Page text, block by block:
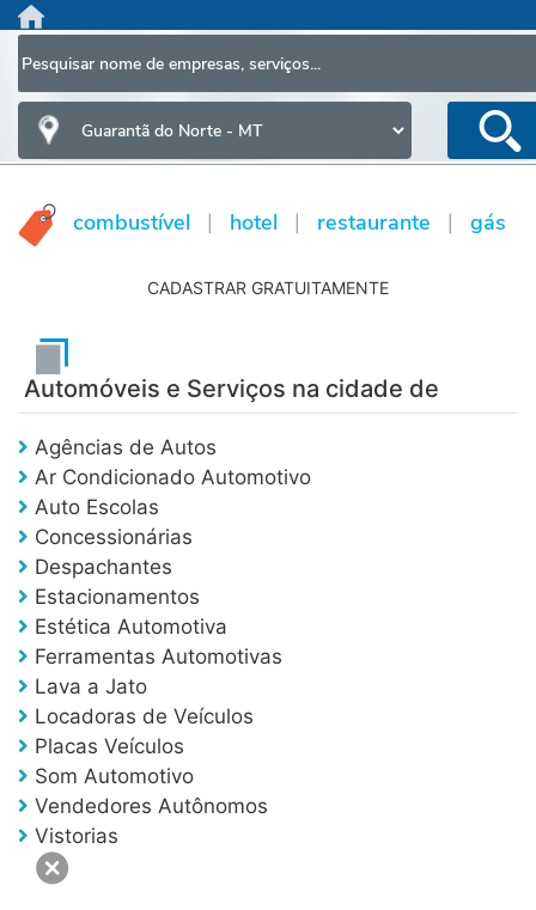
HOME
AGENDA DE EMPREGO
CLASSIFICADOS
CADASTRE SEU NEGÓCIO
FRANQUIA
A Empresa
Entre em contato
Promoções
combustível hotel restaurante gás
CADASTRAR GRATUITAMENTE
Automóveis e Serviços na cidade de
Agências de Autos
Ar Condicionado Automotivo
Auto Escolas
Concessionárias
Despachantes
Estacionamentos
Estética Automotiva
Ferramentas Automotivas
Lava a Jato
Locadoras de Veículos
Placas Veículos
Som Automotivo
Vendedores Autônomos
Vistorias